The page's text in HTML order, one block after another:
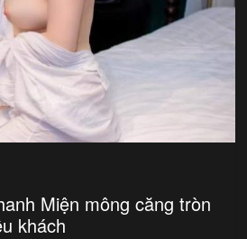
Miện mông căng tròn
khách